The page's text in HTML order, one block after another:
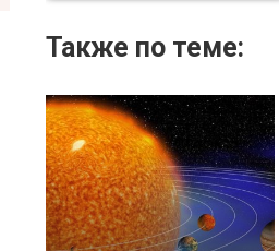
Также по теме: